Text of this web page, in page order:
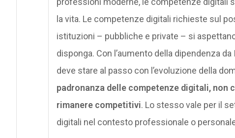
la vita. Le competenze digitali richieste sul
istituzioni – pubbliche e private – si
disponga. Con l’aumento della dipendenza
deve stare al passo con l’evoluzione della
padronanza delle competenze digitali, non
rimanere competitivi. Lo stesso vale per il
digitali nel contesto professionale o